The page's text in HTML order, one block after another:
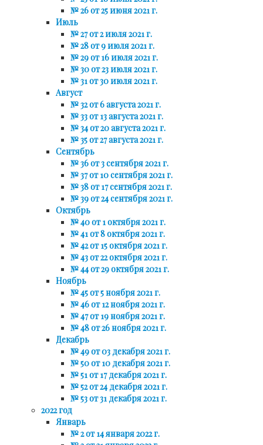
№ 26 от 25 июня 2021 г.
Июль
№ 27 от 2 июля 2021 г.
№ 28 от 9 июля 2021 г.
№ 29 от 16 июля 2021 г.
№ 30 от 23 июля 2021 г.
№ 31 от 30 июля 2021 г.
Август
№ 32 от 6 августа 2021 г.
№ 33 от 13 августа 2021 г.
№ 34 от 20 августа 2021 г.
№ 35 от 27 августа 2021 г.
Сентябрь
№ 36 от 3 сентября 2021 г.
№ 37 от 10 сентября 2021 г.
№ 38 от 17 сентября 2021 г.
№ 39 от 24 сентября 2021 г.
Октябрь
№ 40 от 1 октября 2021 г.
№ 41 от 8 октября 2021 г.
№ 42 от 15 октября 2021 г.
№ 43 от 22 октября 2021 г.
№ 44 от 29 октября 2021 г.
Ноябрь
№ 45 от 5 ноября 2021 г.
№ 46 от 12 ноября 2021 г.
№ 47 от 19 ноября 2021 г.
№ 48 от 26 ноября 2021 г.
Декабрь
№ 49 от 03 декабря 2021 г.
№ 50 от 10 декабря 2021 г.
№ 51 от 17 декабря 2021 г.
№ 52 от 24 декабря 2021 г.
№ 53 от 31 декабря 2021 г.
2022 год
Январь
№ 2 от 14 января 2022 г.